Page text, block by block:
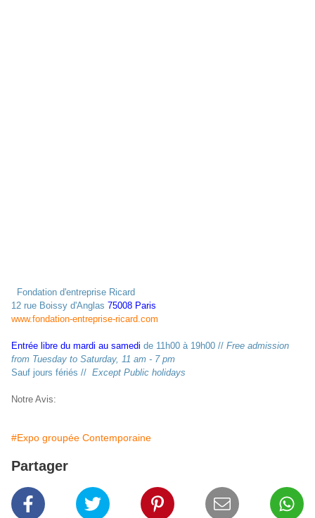
Fondation d'entreprise Ricard
12 rue Boissy d'Anglas 75008 Paris
www.fondation-entreprise-ricard.com
Entrée libre du mardi au samedi de 11h00 à 19h00 // Free admission
from Tuesday to Saturday, 11 am - 7 pm
Sauf jours fériés // Except Public holidays
Notre Avis:
#Expo groupée Contemporaine
Partager